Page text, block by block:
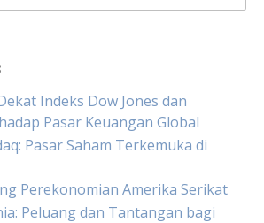
Indeks Dow Jones dan
Pasar Keuangan Global
Pasar Saham Terkemuka di
Perekonomian Amerika Serikat
Peluang dan Tantangan bagi